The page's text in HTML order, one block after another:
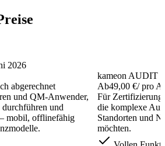
2026
abgerechnet
und QM-Anwender,
und
mobil, offlinefähig
kameon AUDIT
Ab49,00 €/ pro
Für
die komplexe
Standorten und
möchten.